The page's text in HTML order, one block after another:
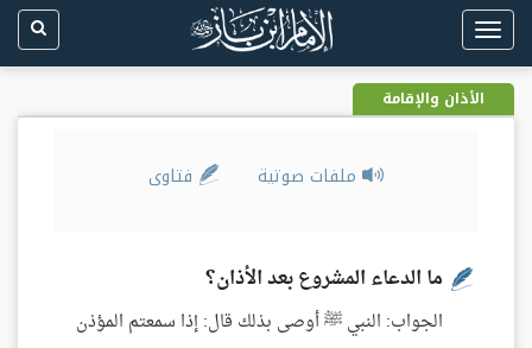
Toggle
navigation
الأذان والإقامة
ملفات صوتية فتاوى
ما الدعاء المشروع بعد الأذان؟
الجواب: النبي ﷺ أوصى بذلك قال: إذا سمعتم المؤذن